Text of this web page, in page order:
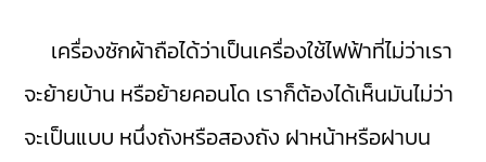
เครื่องซักผ้าถือได้ว่าเป็นเครื่องใช้ไฟฟ้าที่ไม่ว่าเรา
จะย้ายบ้าน หรือย้ายคอนโด เราก็ต้องได้เห็นมันไม่ว่า
จะเป็นแบบ หนึ่งถังหรือสองถัง ฝาหน้าหรือฝาบน